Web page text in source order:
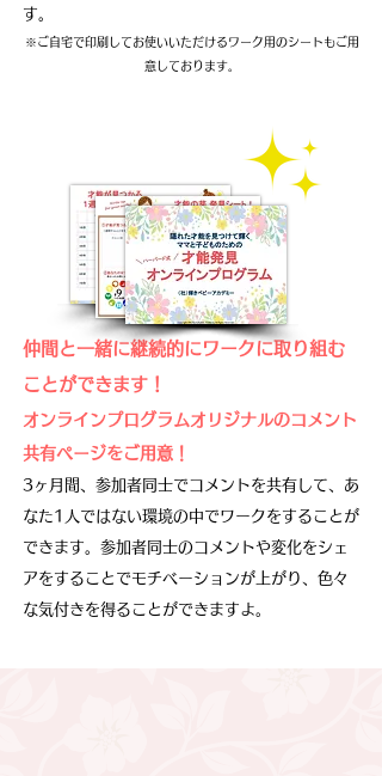
す。
※ご自宅で印刷してお使いいただけるワーク用のシートもご用
意しております。
仲間と一緒に継続的にワークに取り組む
ことができます！
オンラインプログラムオリジナルのコメント
共有ページをご用意！
3ヶ月間、参加者同士でコメントを共有して、あ
なた1人ではない環境の中でワークをすることが
できます。参加者同士のコメントや変化をシェ
アをすることでモチベーションが上がり、 色々
な気付きを得ることができますよ。